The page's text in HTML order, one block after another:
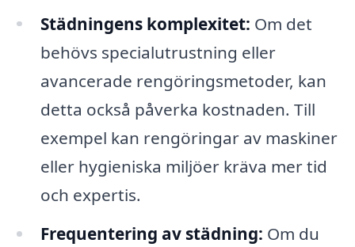
Städningens komplexitet: Om det
behövs specialutrustning eller
avancerade rengöringsmetoder, kan
detta också påverka kostnaden. Till
exempel kan rengöringar av maskiner
eller hygieniska miljöer kräva mer tid
och expertis.
Frequentering av städning: Om du